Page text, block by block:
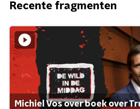
Recente fragmenten
Michiel Vos over boek over